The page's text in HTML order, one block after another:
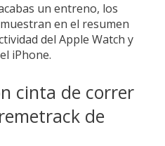
un entreno, los
en el resumen
del Apple Watch y
iPhone.
cinta de correr
de